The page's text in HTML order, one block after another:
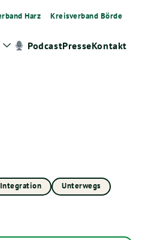
Harz Kreisverband Börde
ZeigePodcastPresseKontakt
Unterwegs